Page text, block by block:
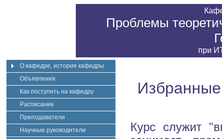
Проблемы
при
О кафедре, история кафедры
Объявления
Как поступить на кафедру
Расписание
Преподаватели
Научные руководители
Курс служит